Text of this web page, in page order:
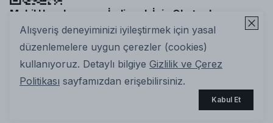
Alışveriş deneyiminizi iyileştirmek için yasal
düzenlemelere uygun çerezler (cookies)
kullanıyoruz. Detaylı bilgiye Gizlilik ve Çerez
Politikası sayfamızdan erişebilirsiniz.
Kabul Et
Mobil Uygulamamızı İndirmek İçin Okutun!
2025 Nuuwears. Tüm Hakları Saklıdır | ikas E-ticaret